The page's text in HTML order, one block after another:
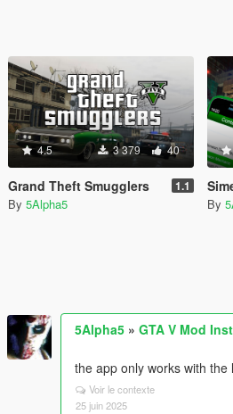
4.5 3 379 40
Grand Theft Smugglers 1.1
By 5Alpha5 By
5Alpha5 » GTA V Mod
the app only works with
Voir le contexte
25 juin 2025